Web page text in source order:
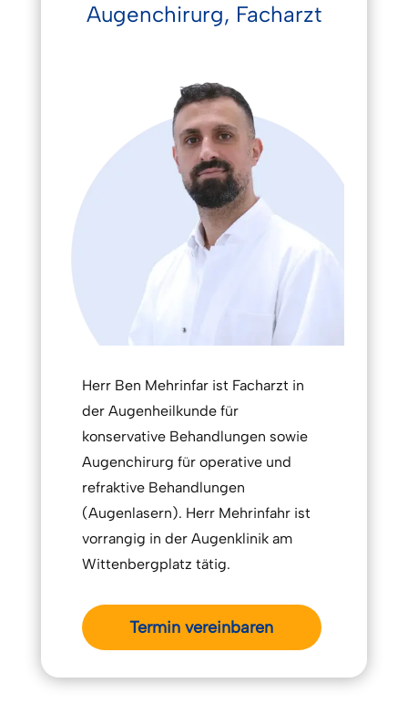
Augenchirurg, Facharzt
Herr Ben Mehrinfar ist Facharzt in
der Augenheilkunde für
konservative Behandlungen sowie
Augenchirurg für operative und
refraktive Behandlungen
(Augenlasern). Herr Mehrinfahr ist
vorrangig in der Augenklinik am
Wittenbergplatz tätig.
Termin vereinbaren